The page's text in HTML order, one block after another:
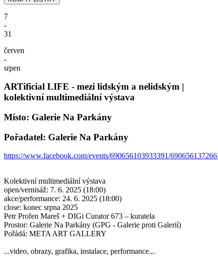
7
-
31
červen
-
srpen
ARTificial LIFE - mezi lidským a nelidským |
kolektivní multimediální výstava
Místo: Galerie Na Parkány
Pořadatel: Galerie Na Parkány
https://www.facebook.com/events/690656103933391/
Kolektivní multimediální výstava
open/vernisáž: 7. 6. 2025 (18:00)
akce/performance: 24. 6. 2025 (18:00)
close: konec srpna 2025
Petr Profen Mareš + DIGi Curator 673 – kuratela
Prostor: Galerie Na Parkány (GPG - Galerie proti Galerií)
Pořádá: META ART GALLERY
...video, obrazy, grafika, instalace, performance...